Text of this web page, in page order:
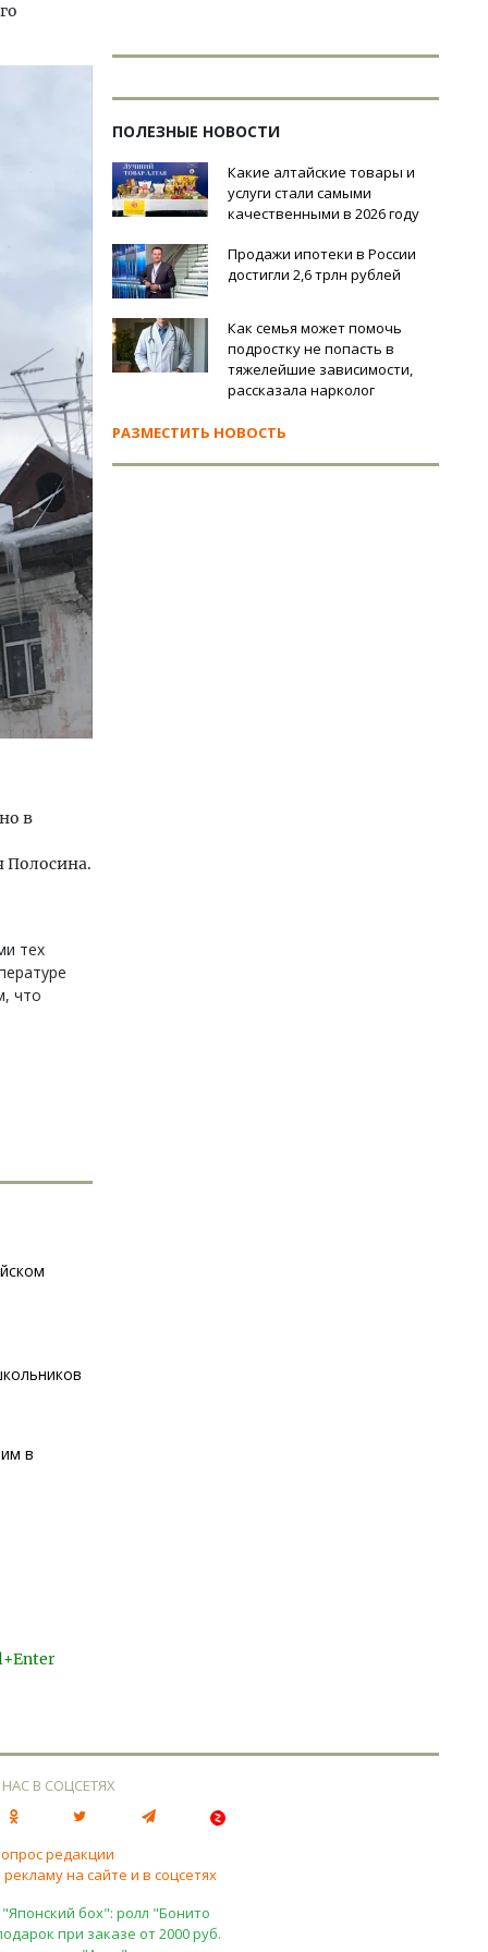
в
Полосина.
тех
что
в
ПОЛЕЗНЫЕ НОВОСТИ
Какие алтайские товары и
услуги стали самыми
качественными в 2026 году
Продажи ипотеки в России
достигли 2,6 трлн рублей
Как семья может помочь
подростку не попасть в
тяжелейшие зависимости,
рассказала нарколог
РАЗМЕСТИТЬ НОВОСТЬ
В СОЦСЕТЯХ
редакции
на сайте и в соцсетях
бох": ролл "Бонито
при заказе от 2000 руб.